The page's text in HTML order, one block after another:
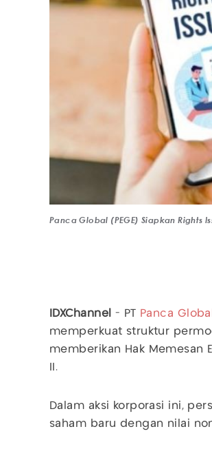
Panca Global (PEGE) Siapkan Rights
IDXChannel - PT Panca Global
memperkuat struktur
memberikan Hak Memesan
II.
Dalam aksi korporasi ini,
saham baru dengan nilai